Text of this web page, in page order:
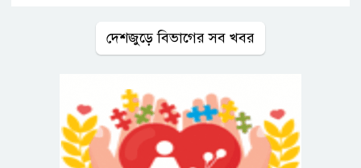
দেশজুড়ে বিভাগের সব খবর